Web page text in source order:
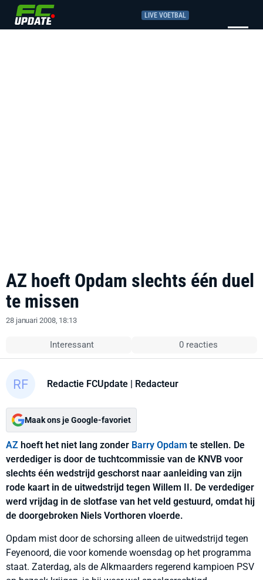
LIVE VOETBAL
AZ hoeft Opdam slechts één duel
te missen
28 januari 2008, 18:13
Interessant 0 reacties
Redactie FCUpdate | Redacteur
Maak ons je Google-favoriet
AZ hoeft het niet lang zonder Barry Opdam te stellen. De
verdediger is door de tuchtcommissie van de KNVB voor
slechts één wedstrijd geschorst naar aanleiding van zijn
rode kaart in de uitwedstrijd tegen Willem II. De verdediger
werd vrijdag in de slotfase van het veld gestuurd, omdat hij
de doorgebroken Niels Vorthoren vloerde.
Opdam mist door de schorsing alleen de uitwedstrijd tegen
Feyenoord, die voor komende woensdag op het programma
staat. Zaterdag, als de Alkmaarders regerend kampioen PSV